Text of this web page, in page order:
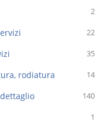
2
22
35
14
rodiatura
140
1